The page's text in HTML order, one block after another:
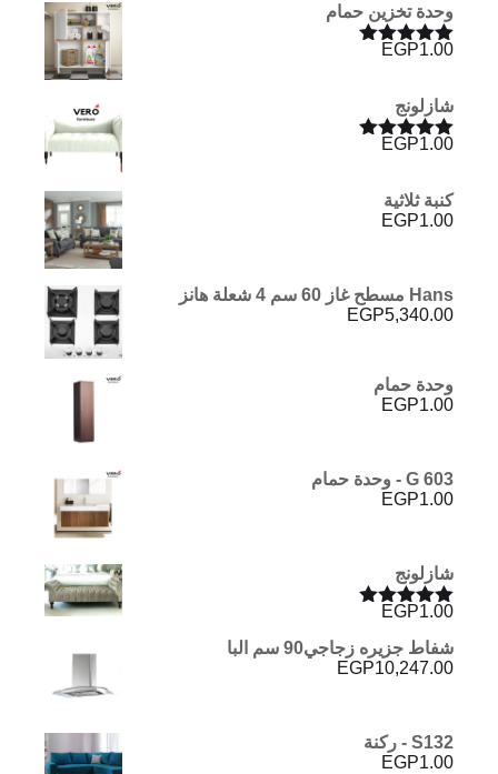
وحدة تخزين حمام
تم التقييم
EGP1.00
شازلونج
تم التقييم
EGP1.00
كنبة ثلاثية
EGP1.00
Hans مسطح غاز 60 سم 4 شعلة هانز
EGP5,340.00
وحدة حمام
EGP1.00
G 603 - وحدة حمام
EGP1.00
شازلونج
تم التقييم
5.00
من 5
EGP1.00
شفاط جزيره زجاجي90 سم البا
EGP10,247.00
S132 - ركنة
EGP1.00